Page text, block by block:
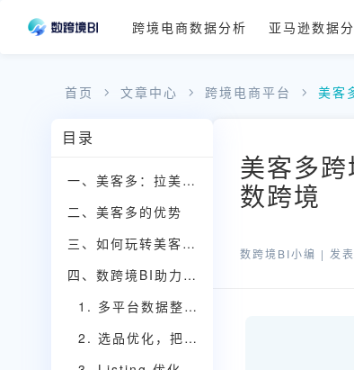
跨境电商数据分析 亚马逊数据
首页 文章中心 跨境电商平台 美客
目录
一、美客多：拉美电商市场的领头羊
二、美客多的优势
三、如何玩转美客多平台？
四、数跨境BI助力美客多卖家数据驱动增长
1. 多平台数据整合，打破信息孤岛
2. 选品优化，把握市场脉搏
美客多
数跨境
数跨境BI小编 | 发